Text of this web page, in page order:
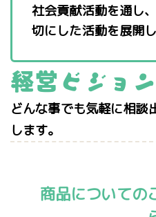
社会貢献活動を通し
切にした活動を展開し
経営ビジョン
どんな事でも気軽に相談
します。
商品についての